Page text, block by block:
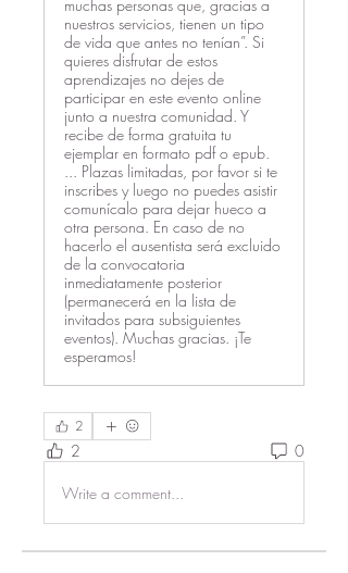
muchas personas que, gracias a
nuestros servicios, tienen un tipo
de vida que antes no tenían”. Si
quieres disfrutar de estos
aprendizajes no dejes de
participar en este evento online
junto a nuestra comunidad. Y
recibe de forma gratuita tu
ejemplar en formato pdf o epub.
... Plazas limitadas, por favor si te
inscribes y luego no puedes asistir
comunícalo para dejar hueco a
otra persona. En caso de no
hacerlo el ausentista será excluido
de la convocatoria
inmediatamente posterior
(permanecerá en la lista de
invitados para subsiguientes
eventos). Muchas gracias. ¡Te
esperamos!
2
2 0
Write a comment...